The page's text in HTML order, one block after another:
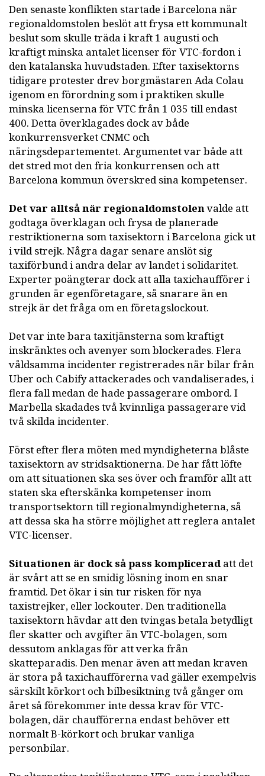
Den senaste konflikten startade i Barcelona när
regionaldomstolen beslöt att frysa ett kommunalt
beslut som skulle träda i kraft 1 augusti och
kraftigt minska antalet licenser för VTC-fordon i
den katalanska huvudstaden. Efter taxisektorns
tidigare protester drev borgmästaren Ada Colau
igenom en förordning som i praktiken skulle
minska licenserna för VTC från 1 035 till endast
400. Detta överklagades dock av både
konkurrensverket CNMC och
näringsdepartementet. Argumentet var både att
det stred mot den fria konkurrensen och att
Barcelona kommun överskred sina kompetenser.
Det var alltså när regionaldomstolenvalde att
godtaga överklagan och frysa de planerade
restriktionerna som taxisektorn i Barcelona gick ut
i vild strejk. Några dagar senare anslöt sig
taxiförbund i andra delar av landet i solidaritet.
Experter poängterar dock att alla taxichaufförer i
grunden är egenföretagare, så snarare än en
strejk är det fråga om en företagslockout.
Det var inte bara taxitjänsterna som kraftigt
inskränktes och avenyer som blockerades. Flera
våldsamma incidenter registrerades när bilar från
Uber och Cabify attackerades och vandaliserades, i
flera fall medan de hade passagerare ombord. I
Marbella skadades två kvinnliga passagerare vid
två skilda incidenter.
Först efter flera möten med myndigheterna blåste
taxisektorn av stridsaktionerna. De har fått löfte
om att situationen ska ses över och framför allt att
staten ska efterskänka kompetenser inom
transportsektorn till regionalmyndigheterna, så
att dessa ska ha större möjlighet att reglera antalet
VTC-licenser.
Situationen är dock så pass kompliceradatt det
är svårt att se en smidig lösning inom en snar
framtid. Det ökar i sin tur risken för nya
taxistrejker, eller lockouter. Den traditionella
taxisektorn hävdar att den tvingas betala betydligt
fler skatter och avgifter än VTC-bolagen, som
dessutom anklagas för att verka från
skatteparadis. Den menar även att medan kraven
är stora på taxichaufförerna vad gäller exempelvis
särskilt körkort och bilbesiktning två gånger om
året så förekommer inte dessa krav för VTC-
bolagen, där chaufförerna endast behöver ett
normalt B-körkort och brukar vanliga
personbilar.